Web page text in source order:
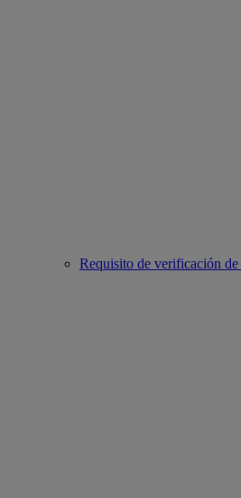
Requisito de verificación de